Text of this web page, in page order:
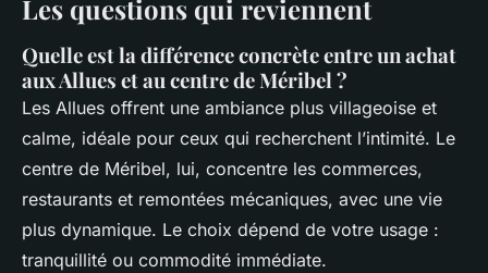
Les questions qui reviennent
Quelle est la différence concrète entre un achat
aux Allues et au centre de Méribel ?
Les Allues offrent une ambiance plus villageoise et
calme, idéale pour ceux qui recherchent l’intimité. Le
centre de Méribel, lui, concentre les commerces,
restaurants et remontées mécaniques, avec une vie
plus dynamique. Le choix dépend de votre usage :
tranquillité ou commodité immédiate.